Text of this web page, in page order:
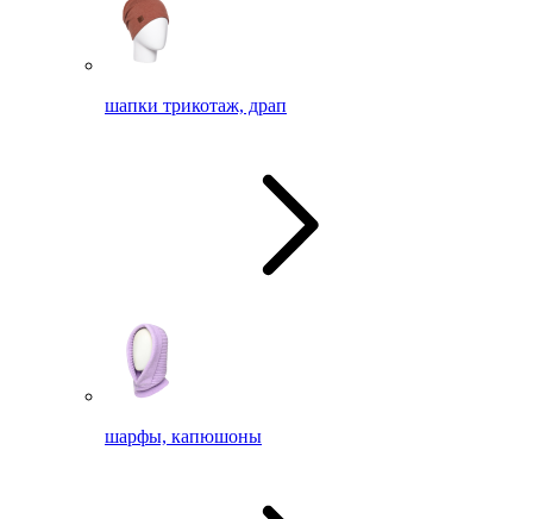
шапки трикотаж, драп
шарфы, капюшоны